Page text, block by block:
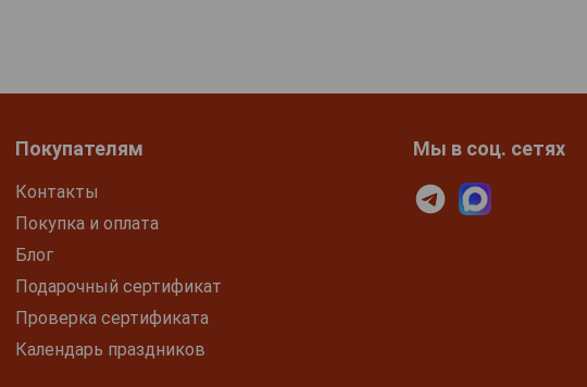
Покупателям
Контакты
Покупка и оплата
Блог
Подарочный сертификат
Проверка сертификата
Календарь праздников
Мы в соц. сетях